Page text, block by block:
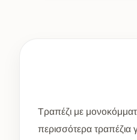
Τραπέζι με
περισσότερα τραπέζια